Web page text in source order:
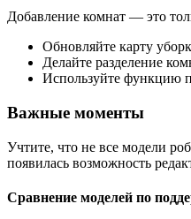
Добавление комнат — это
Обновляйте карту
Делайте разделение
Используйте функцию
Важные моменты
Учтите, что не все модели
появилась возможность
Сравнение моделей по